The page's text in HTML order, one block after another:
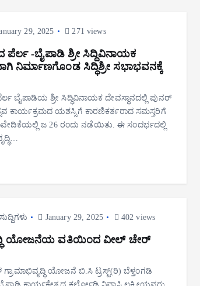
29, 2025 271 views
ಪೆರ್ಲ -ಬೈಪಾಡಿ ಶ್ರೀ ಸಿದ್ದಿವಿನಾಯಕ
ನಿರ್ಮಾಣಗೊಂಡ ಸಿದ್ಧಿಶ್ರೀ ಸಭಾಭವನಕ್ಕೆ
ಬೈಪಾಡಿಯ ಶ್ರೀ ಸಿದ್ಧಿವಿನಾಯಕ ದೇವಸ್ಥಾನದಲ್ಲಿ ಪುನರ್
ಕಾರ್ಯಕ್ರಮದ ಯಶಸ್ಸಿಗೆ ಕಾರಣಿಕರ್ತರಾದ ಸಮಸ್ತರಿಗೆ
ಜ 26 ರಂದು ನಡೆಯಿತು. ಈ ಸಂದರ್ಭದಲ್ಲಿ
ಸುದ್ದಿಗಳು January 29, 2025 402 views
ಯೋಜನೆಯ ವತಿಯಿಂದ ವೀಲ್ ಚೇರ್
ಗ್ರಾಮಾಭಿವೃದ್ಧಿ ಯೋಜನೆ ಬಿ.ಸಿ ಟ್ರಸ್ಟ್(ರಿ) ಬೆಳ್ತಂಗಡಿ